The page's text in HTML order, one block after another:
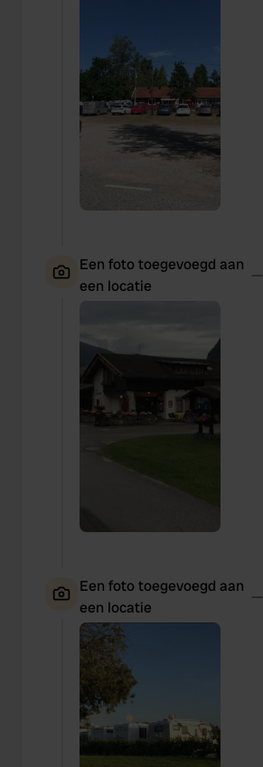
Een foto toegevoegd aan
een locatie
—
Een foto toegevoegd aan
een locatie
—